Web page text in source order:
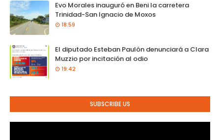
Evo Morales inauguró en Beni la carretera
Trinidad-San Ignacio de Moxos
18:59
El diputado Esteban Paulón denunciará a Clara
Muzzio por incitación al odio
19:42
SUBSCRIBE US